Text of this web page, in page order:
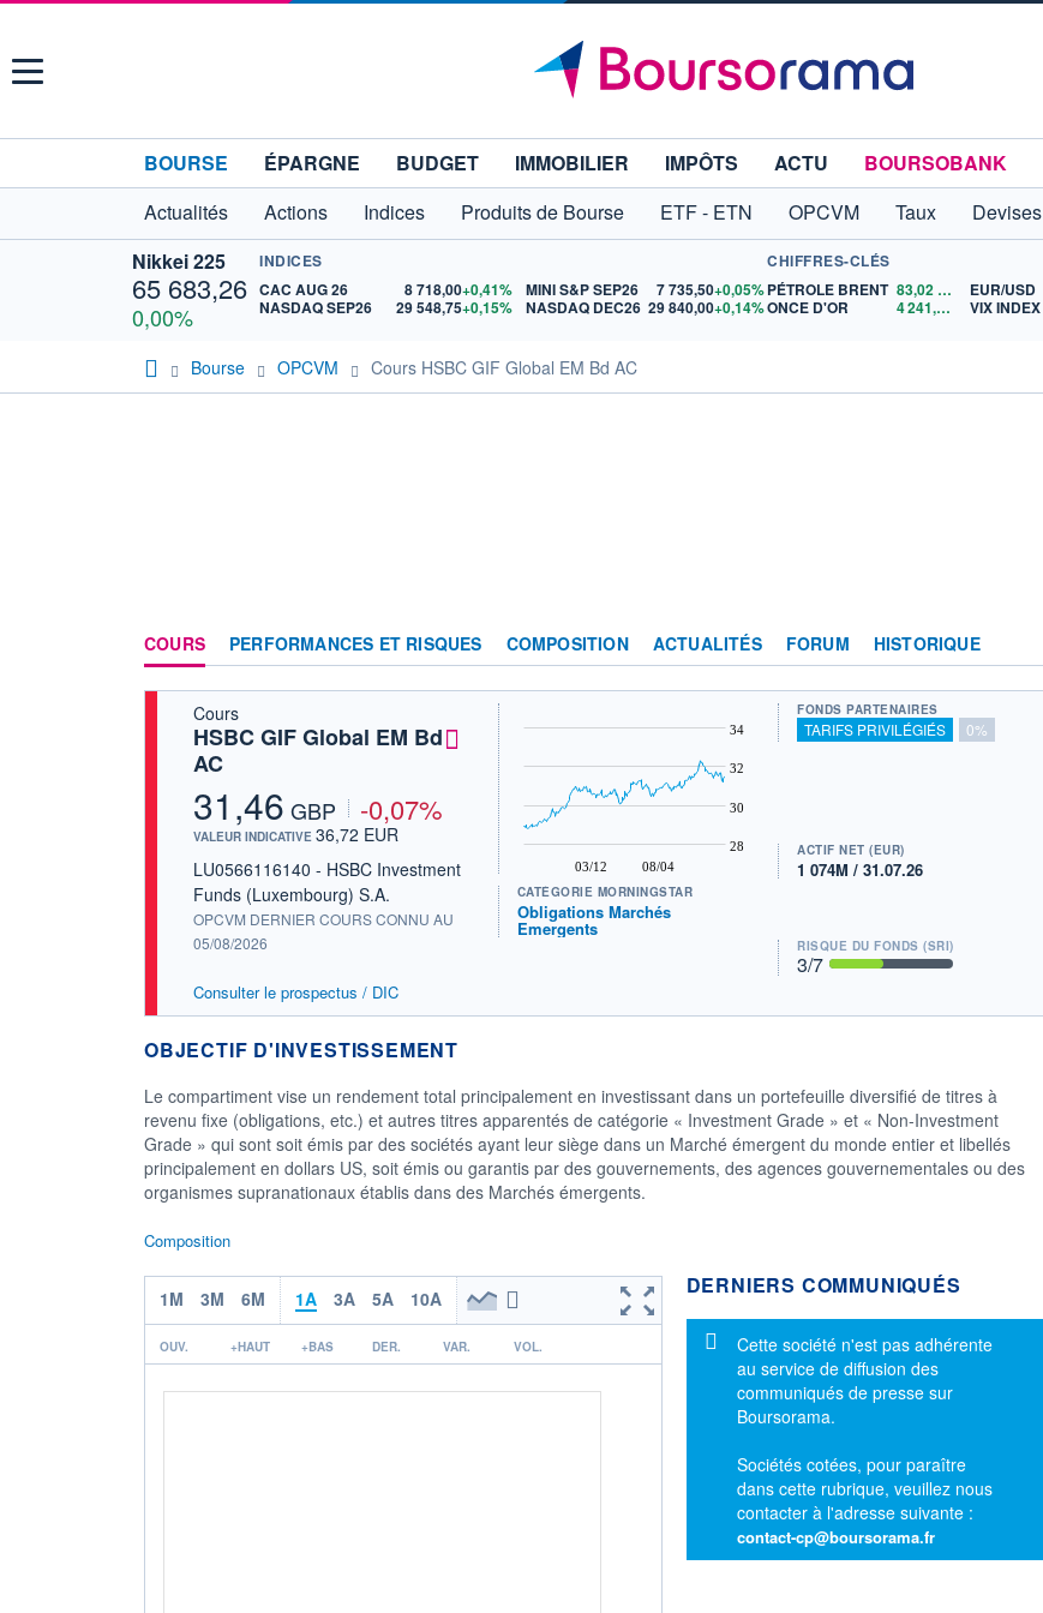
Menu
BOURSE ÉPARGNE BUDGET IMMOBILIER IMPÔTS ACTU
BOURSOBANK
Actualités
Actions Indices Produits de Bourse ETF - ETN OPCVM Taux Devises
Nikkei 225
65 683,26
0,00%
INDICES
CAC AUG 26
8 718,00+0,41%
NASDAQ SEP26
29 548,75+0,15%
MINI S&P SEP26 7 735,50+0,05%
NASDAQ DEC26 29 840,00+0,14%
CHIFFRES-CLÉS
PÉTROLE BRENT 83,02
ONCE D'OR
4 241,87 $US
EUR/USD
VIX INDEX
Bourse OPCVM Cours HSBC GIF Global EM Bd AC
COURS PERFORMANCES ET RISQUES COMPOSITION ACTUALITÉS FORUM HISTORIQUE
Cours
HSBC GIF Global EM Bd
AC
31,46 GBP -0,07%
VALEUR INDICATIVE 36,72 EUR
LU0566116140 - HSBC Investment
Funds (Luxembourg) S.A.
OPCVM DERNIER COURS CONNU AU
05/08/2026
Consulter le prospectus / DIC
03/12 08/04
28
30
32
34
CATÉGORIE MORNINGSTAR
Obligations Marchés
Emergents
FONDS PARTENAIRES
TARIFS PRIVILÉGIÉS 0%
ACTIF NET (EUR)
1 074M / 31.07.26
RISQUE DU FONDS (SRI)
3/7
OBJECTIF D'INVESTISSEMENT
Le compartiment vise un rendement total principalement en investissant dans un portefeuille diversifié de titres à
revenu fixe (obligations, etc.) et autres titres apparentés de catégorie « Investment Grade » et « Non-Investment
Grade » qui sont soit émis par des sociétés ayant leur siège dans un Marché émergent du monde entier et libellés
principalement en dollars US, soit émis ou garantis par des gouvernements, des agences gouvernementales ou des
organismes supranationaux établis dans des Marchés émergents.
Composition
1M 3M 6M 1A 3A 5A 10A
OUV. +HAUT +BAS DER. VAR. VOL.
DERNIERS COMMUNIQUÉS
Message d'information
Cette société n'est pas adhérente
au service de diffusion des
communiqués de presse sur
Boursorama.
Sociétés cotées, pour paraître
dans cette rubrique, veuillez nous
contacter à l'adresse suivante :
contact-cp@boursorama.fr